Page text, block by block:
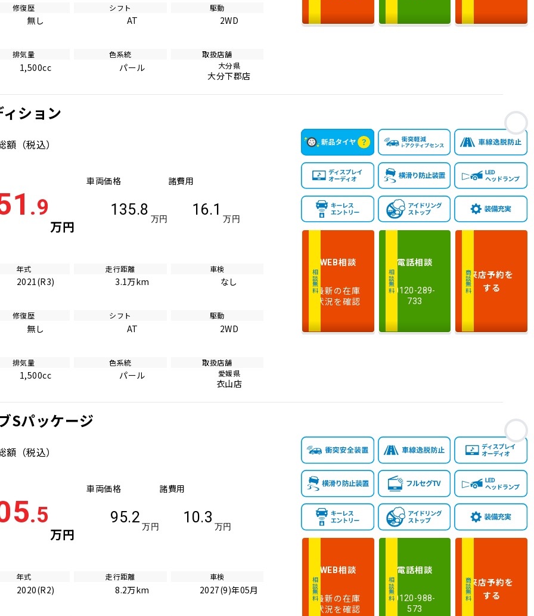
検
多い順 少ない順
修復歴
無し
シフト
AT
駆動
2WD
排気量
1,500cc
色系統
パール
取扱店舗
大分県
大分下郡店
お
ション
額 （税込）
.9
万円
車両価格
135.8
万円
諸費用
16.1
万円
年式
2021(R3)
走行距離
3.1万km
車検
なし
修復歴
無し
シフト
AT
駆動
2WD
排気量
1,500cc
色系統
パール
取扱店舗
愛媛県
衣山店
相談無料
WEB相談
最新の在庫
状況を確認
相談無料
電話相談
0120-289-
733
商談無料来店予約を
する
お
Sパッケージ
額 （税込）
.5
万円
車両価格
95.2
万円
諸費用
10.3
万円
年式
2020(R2)
走行距離
8.2万km
車検
2027(9)年05月 相談無料
WEB相談
最新の在庫
状況を確認
相談無料
電話相談
0120-988-
573
商談無料来店予約を
する